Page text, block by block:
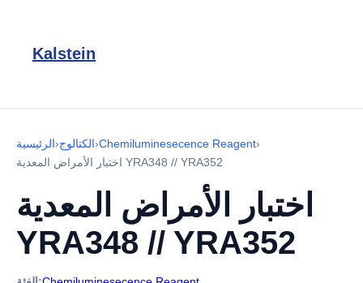
Kalstein
الرئيسية›الكتالوج›Chemiluminesecence Reagent›
اختبار الأمراض المعدية YRA348 // YRA352
اختبار الأمراض المعدية
YRA348 // YRA352